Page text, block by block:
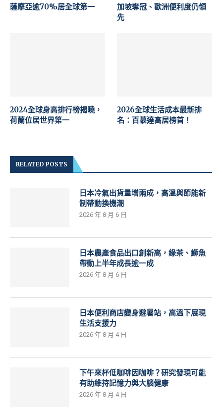
薩摩亞逾70%居全球第一
加坡奪冠、歐洲便利度仍領
先
2024全球身高排行榜揭曉，
荷蘭位居世界第一
2026全球生活成本最新排
名：百慕達高居榜首！
RELATED POSTS
日本冷氣出貨量增兩成，高溫與節能新
制帶動換機潮
2026 年 8 月 6 日
日本農產食品出口創新高，綠茶、鰤魚
帶動上半年成長逾一成
2026 年 8 月 6 日
日本便利商店變身避暑站，高溫下展現
生活支援力
2026 年 8 月 4 日
下午來杯低咖啡因咖啡？研究發現可能
有助維持記憶力與大腦健康
2026 年 8 月 4 日